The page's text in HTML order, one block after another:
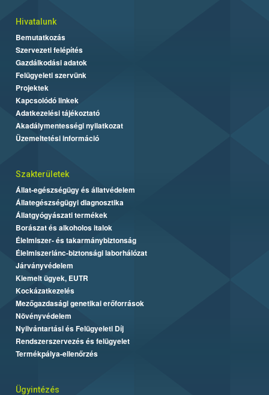
Hivatalunk
Bemutatkozás
Szervezeti felépítés
Gazdálkodási adatok
Felügyeleti szervünk
Projektek
Kapcsolódó linkek
Adatkezelési tájékoztató
Akadálymentességi nyilatkozat
Üzemeltetési információ
Szakterületek
Állat-egészségügy és állatvédelem
Állategészségügyi diagnosztika
Állatgyógyászati termékek
Borászat és alkoholos italok
Élelmiszer- és takarmánybiztonság
Élelmiszerlánc-biztonsági laborhálózat
Járványvédelem
Kiemelt ügyek, EUTR
Kockázatkezelés
Mezőgazdasági genetikai erőforrások
Növényvédelem
Nyilvántartási és Felügyeleti Díj
Rendszerszervezés és felügyelet
Termékpálya-ellenőrzés
Ügyintézés